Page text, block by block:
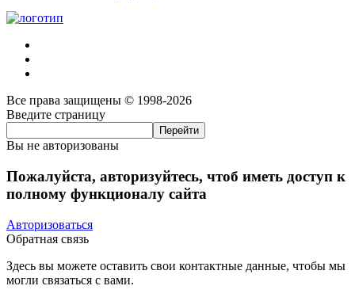
Все права защищены © 1998-2026
Введите страницу
Вы не авторизованы
Пожалуйста, авторизуйтесь, чтоб иметь доступ к
полному функционалу сайта
Авторизоваться
Обратная связь
Здесь вы можете оставить свои контактные данные, чтобы мы
могли связаться с вами.